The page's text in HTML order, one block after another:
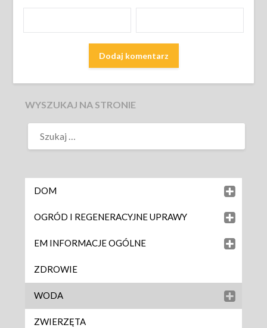
WYSZUKAJ NA STRONIE
DOM
OGRÓD I REGENERACYJNE UPRAWY
EM INFORMACJE OGÓLNE
ZDROWIE
WODA
ZWIERZĘTA